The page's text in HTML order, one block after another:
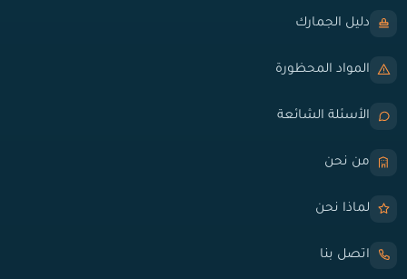
دليل الجمارك
المواد المحظورة
الأسئلة الشائعة
من نحن
لماذا نحن
اتصل بنا